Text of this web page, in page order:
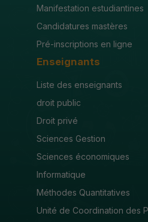
Manifestation estudiantines
Candidatures mastères
Pré-inscriptions en ligne
Enseignants
Liste des enseignants
droit public
Droit privé
Sciences Gestion
Sciences économiques
Informatique
Méthodes Quantitatives
Unité de Coordination des